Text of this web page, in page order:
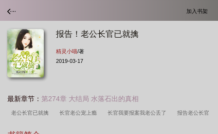
加入书架
报告！老公长官已就擒
精灵小喵/著
2019-03-17
最新章节： 第274章 大结局 水落石出的真相
老公长官已就擒 长官老公宠上瘾 长官我要报案我老公丢了 报告老公长官